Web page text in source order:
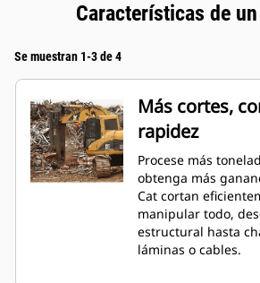
Características de
Se muestran 1-3 de 4
Más cortes,
rapidez
Procese más
obtenga más
Cat cortan
manipular todo,
estructural hasta
láminas o cables.